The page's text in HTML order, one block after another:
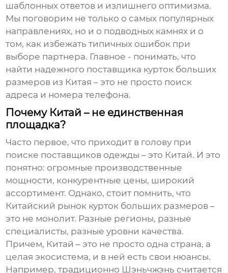
шаблонных ответов и излишнего оптимизма.
Мы поговорим не только о самых популярных
направлениях, но и о подводных камнях и о
том, как избежать типичных ошибок при
выборе партнера. Главное - понимать, что
найти надежного поставщика курток больших
размеров из Китая – это не просто поиск
адреса и номера телефона.
Почему Китай – не единственная
площадка?
Часто первое, что приходит в голову при
поиске поставщиков одежды – это Китай. И это
понятно: огромные производственные
мощности, конкурентные цены, широкий
ассортимент. Однако, стоит помнить, что
Китайский рынок курток больших размеров –
это не монолит. Разные регионы, разные
специалисты, разные уровни качества.
Причем, Китай – это не просто одна страна, а
целая экосистема, и в ней есть свои нюансы.
Например, традиционно Шэньчжэнь считается